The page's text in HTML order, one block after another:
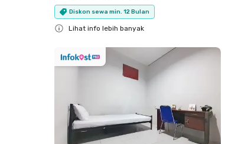
Diskon sewa min. 12 Bulan
Lihat info lebih banyak